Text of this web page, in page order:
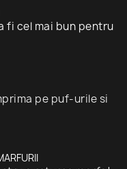
fi cel mai bun pentru
pe puf-urile si